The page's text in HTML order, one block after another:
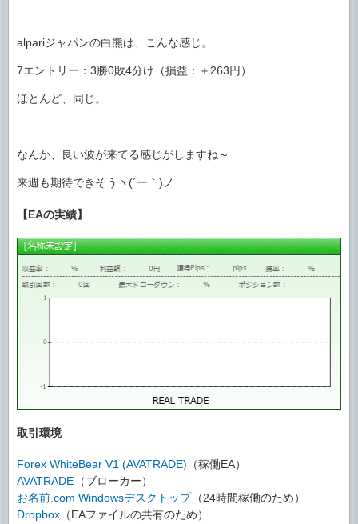
alpariジャパンの白熊は、こんな感じ。
7エントリー：3勝0敗4分け（損益：＋263円）
ほとんど、同じ。
なんか、良い波が来てる感じがしますね～
来週も期待できそうヽ(´ー｀)ノ
【EAの実績】
取引環境
Forex WhiteBear V1 (AVATRADE) （稼働EA）
AVATRADE （ブローカー）
お名前.com Windowsデスクトップ （24時間稼働のため）
Dropbox （EAファイルの共有のため）